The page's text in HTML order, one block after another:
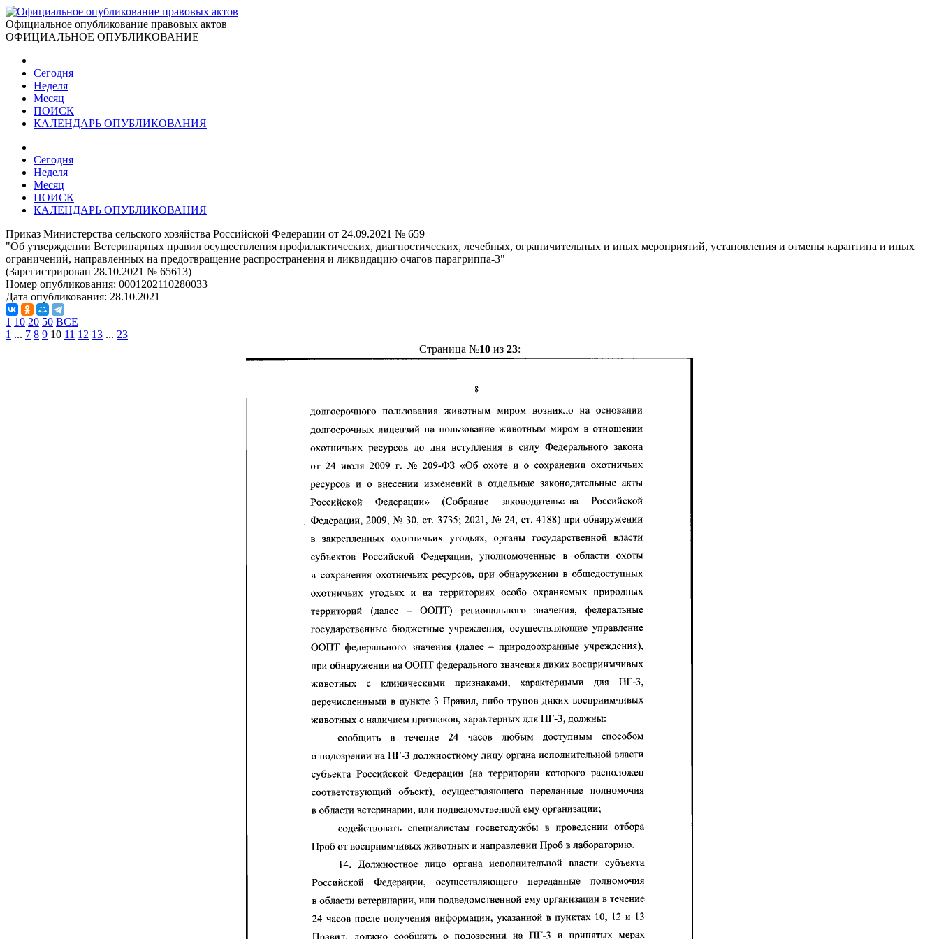
Официальное опубликование правовых актов
ОФИЦИАЛЬНОЕ ОПУБЛИКОВАНИЕ
Сегодня
Неделя
Месяц
ПОИСК
КАЛЕНДАРЬ ОПУБЛИКОВАНИЯ
Сегодня
Неделя
Месяц
ПОИСК
КАЛЕНДАРЬ ОПУБЛИКОВАНИЯ
Приказ Министерства сельского хозяйства Российской Федерации от 24.09.2021 № 659
"Об утверждении Ветеринарных правил осуществления профилактических, диагностических, лечебных, ограничительных и иных мероприятий, установления и отмены карантина и иных
ограничений, направленных на предотвращение распространения и ликвидацию очагов парагриппа-3"
(Зарегистрирован 28.10.2021 № 65613)
Номер опубликования: 0001202110280033
Дата опубликования: 28.10.2021
1 10 20 50 ВСЕ
1 ... 7 8 9 10 11 12 13 ... 23
Страница №10из 23: